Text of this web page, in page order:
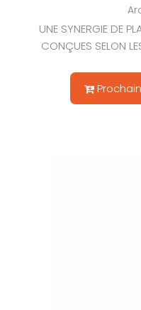
UNE SYNERGIE DE
CONÇUES SELON